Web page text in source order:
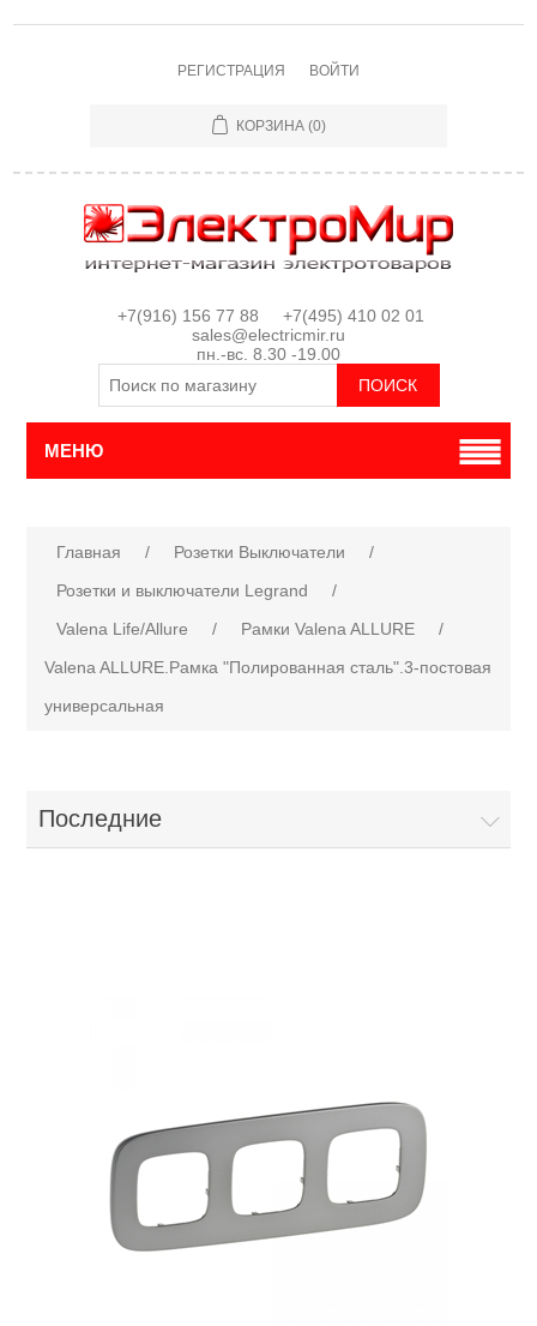
РЕГИСТРАЦИЯ ВОЙТИ
КОРЗИНА (0)
+7(916) 156 77 88 +7(495) 410 02 01
sales@electricmir.ru
пн.-вс. 8.30 -19.00
МЕНЮ
Главная / Розетки Выключатели
/
Розетки и выключатели Legrand
/
Valena Life/Allure
/ Рамки Valena ALLURE
/
Valena ALLURE.Рамка "Полированная сталь".3-постовая
универсальная
Последние